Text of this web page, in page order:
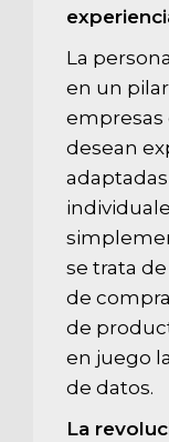
La
en un
empresas
desean
se trata
de
de
en juego
de datos.
La